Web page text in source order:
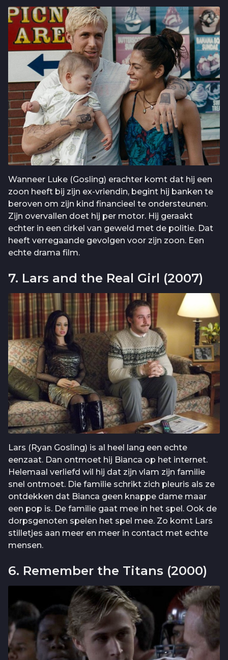
Wanneer Luke (Gosling) erachter komt dat hij een
zoon heeft bij zijn ex-vriendin, begint hij banken te
beroven om zijn kind financieel te ondersteunen.
Zijn overvallen doet hij per motor. Hij geraakt
echter in een cirkel van geweld met de politie. Dat
heeft verregaande gevolgen voor zijn zoon. Een
echte drama film.
7. Lars and the Real Girl (2007)
Lars (Ryan Gosling) is al heel lang een echte
eenzaat. Dan ontmoet hij Bianca op het internet.
Helemaal verliefd wil hij dat zijn vlam zijn familie
snel ontmoet. Die familie schrikt zich pleuris als ze
ontdekken dat Bianca geen knappe dame maar
een pop is. De familie gaat mee in het spel. Ook de
dorpsgenoten spelen het spel mee. Zo komt Lars
stilletjes aan meer en meer in contact met echte
mensen.
6. Remember the Titans (2000)